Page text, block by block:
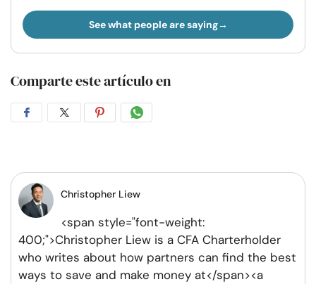
See what people are saying
Comparte este artículo en
CompartirCompartirCompartirCompartir
Christopher Liew
<span style="font-weight:
400;">Christopher Liew is a CFA Charterholder
who writes about how partners can find the best
ways to save and make money at</span><a